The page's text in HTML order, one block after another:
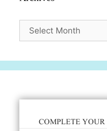
Archives
COMPLETE